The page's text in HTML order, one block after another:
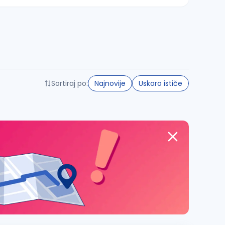
Sortiraj po: Najnovije Uskoro ističe